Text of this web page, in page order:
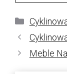
Kategorie
Meble